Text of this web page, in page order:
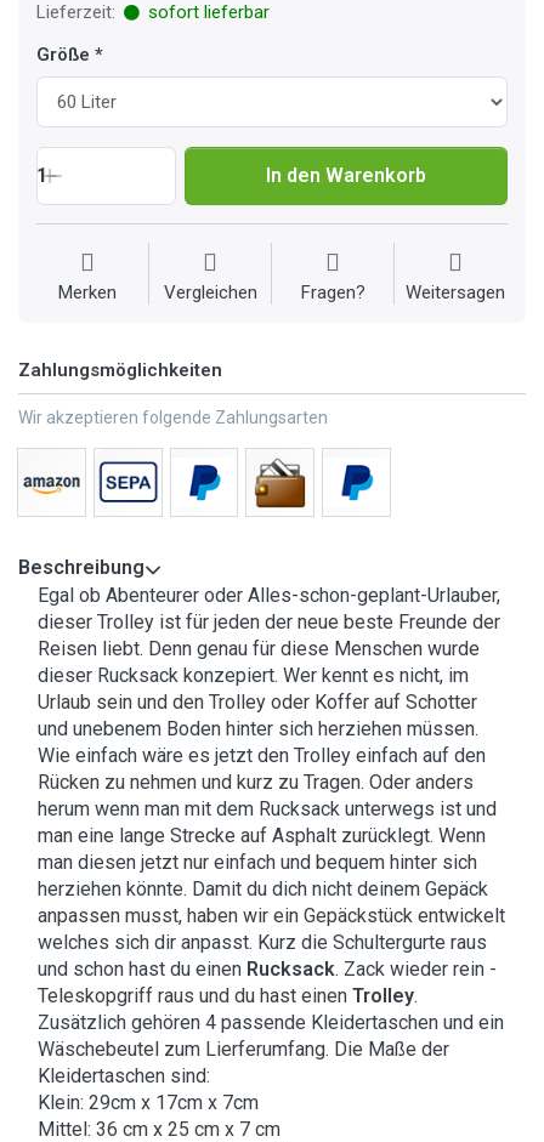
Lieferzeit:
sofort lieferbar
Größe
1 In den Warenkorb
Merken Vergleichen Fragen? Weitersagen
Zahlungsmöglichkeiten
Wir akzeptieren folgende Zahlungsarten
Beschreibung
Egal ob Abenteurer oder Alles-schon-geplant-Urlauber,
dieser Trolley ist für jeden der neue beste Freunde der
Reisen liebt. Denn genau für diese Menschen wurde
dieser Rucksack konzepiert. Wer kennt es nicht, im
Urlaub sein und den Trolley oder Koffer auf Schotter
und unebenem Boden hinter sich herziehen müssen.
Wie einfach wäre es jetzt den Trolley einfach auf den
Rücken zu nehmen und kurz zu Tragen. Oder anders
herum wenn man mit dem Rucksack unterwegs ist und
man eine lange Strecke auf Asphalt zurücklegt. Wenn
man diesen jetzt nur einfach und bequem hinter sich
herziehen könnte. Damit du dich nicht deinem Gepäck
anpassen musst, haben wir ein Gepäckstück entwickelt
welches sich dir anpasst. Kurz die Schultergurte raus
und schon hast du einen Rucksack. Zack wieder rein -
Teleskopgriff raus und du hast einen Trolley.
Zusätzlich gehören 4 passende Kleidertaschen und ein
Wäschebeutel zum Lierferumfang. Die Maße der
Kleidertaschen sind:
Klein: 29cm x 17cm x 7cm
Mittel: 36 cm x 25 cm x 7 cm